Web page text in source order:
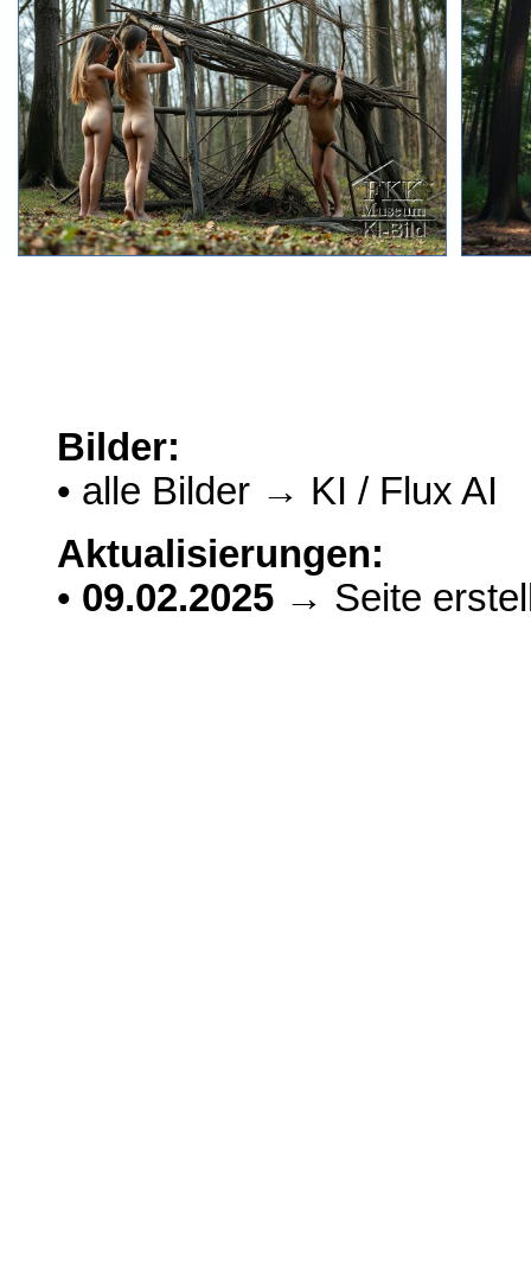
Bilder:
• alle Bilder → KI / Flux AI
Aktualisierungen:
• 09.02.2025 → Seite